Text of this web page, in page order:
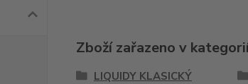
Zboží zařazeno v
LIQUIDY KLASICKÝ